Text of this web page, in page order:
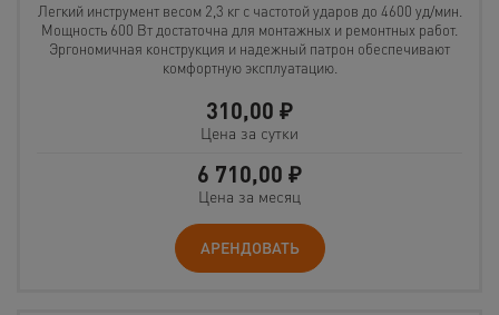
Легкий инструмент весом 2,3 кг с частотой ударов до 4600 уд/мин.
Мощность 600 Вт достаточна для монтажных и ремонтных работ.
Эргономичная конструкция и надежный патрон обеспечивают
комфортную эксплуатацию.
310,00 ₽
Цена за сутки
6 710,00 ₽
Цена за месяц
АРЕНДОВАТЬ